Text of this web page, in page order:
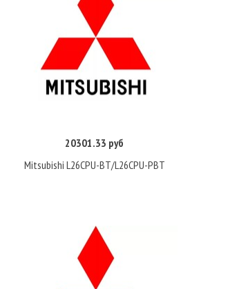
Купить
20301.33 руб
Mitsubishi L26CPU-BT/L26CPU-PBT